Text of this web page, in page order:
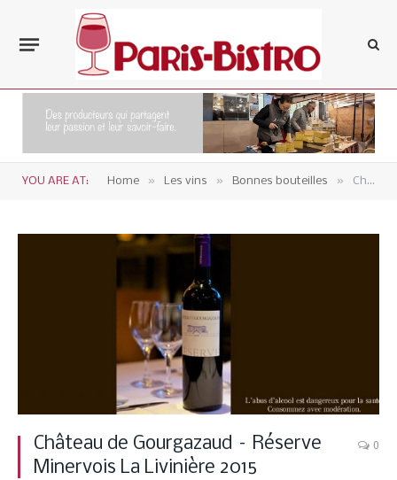
YOU ARE AT: Home » Les vins » Bonnes bouteilles » Château de Gourgazaud – Réserve Minervois La Livinière 2015
Château de Gourgazaud – Réserve
Minervois La Livinière 2015
0